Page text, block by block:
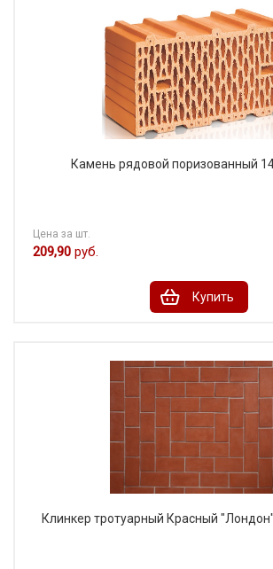
Камень рядовой поризованный
Цена за шт.
209,90 руб.
Купить
Клинкер тротуарный Красный